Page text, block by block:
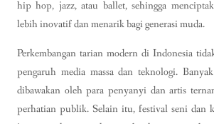
hip hop, jazz, atau ballet, sehingga
lebih inovatif dan menarik bagi generasi muda.
Perkembangan tarian modern di Indonesia
pengaruh media massa dan teknologi.
dibawakan oleh para penyanyi dan artis
perhatian publik. Selain itu, festival seni dan